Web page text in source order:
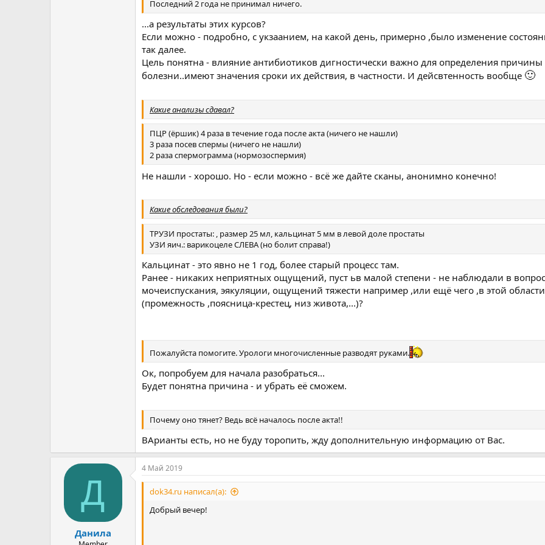
Последний 2 года не принимал ничего.
...а результаты этих курсов?
Если можно - подробно, с укзаанием, на какой день, примерно ,было изменение
так далее.
Цель понятна - влияние антибиотиков дигностически важно для определения причины
болезни..имеют значения сроки их действия, в частности. И дейсвтенность вообще 🙂
Какие анализы сдавал?
ПЦР (ёршик) 4 раза в течение года после акта (ничего не нашли)
3 раза посев спермы (ничего не нашли)
2 раза спермограмма (нормозоспермия)
Не нашли - хорошо. Но - если можно - всё же дайте сканы, анонимно конечно!
Какие обследования были?
ТРУЗИ простаты: , размер 25 мл, кальцинат 5 мм в левой доле простаты
УЗИ яич.: варикоцеле СЛЕВА (но болит справа!)
Кальцинат - это явно не 1 год, более старый процесс там.
Ранее - никаких неприятных ощущений, пуст ьв малой степени - не наблюдали в
мочеиспускания, эякуляции, ощущений тяжести например ,или ещё чего ,в этой области
(промежность ,поясница-крестец, низ живота,...)?
Пожалуйста помогите. Урологи многочисленные разводят руками.
Ок, попробуем для начала разобраться...
Будет понятна причина - и убрать её сможем.
Почему оно тянет? Ведь всё началось после акта!!
ВАрианты есть, но не буду торопить, жду дополнительную информацию от Вас.
Д
Данила
4 Май 2019
dok34.ru написал(а):
Добрый вечер!